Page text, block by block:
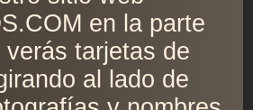
en la parte
verás tarjetas de
al lado de